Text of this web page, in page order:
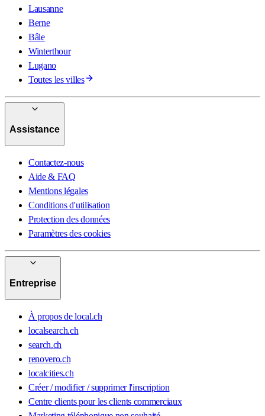
Lausanne
Berne
Bâle
Winterthour
Lugano
Toutes les villes
Assistance
Contactez-nous
Aide & FAQ
Mentions légales
Conditions d'utilisation
Protection des données
Paramètres des cookies
Entreprise
À propos de local.ch
localsearch.ch
search.ch
renovero.ch
localcities.ch
Créer / modifier / supprimer l'inscription
Centre clients pour les clients commerciaux